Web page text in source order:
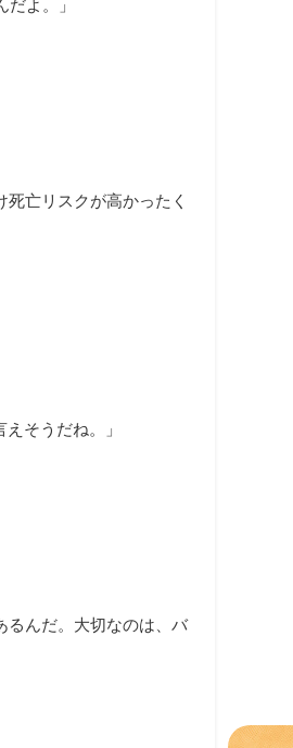
よ。」
亡リスクが高かったく
そうだね。」
るんだ。大切なのは、バ